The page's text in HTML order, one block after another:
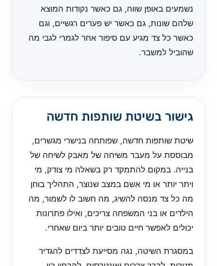
נשמעים באופן שווה, גם כאשר נקודות המוצא
שלהם שונות, גם כאשר יש פערים רגשיים, וגם
כאשר כל צד מגיע עם סיפור אחר לגמרי לגבי מה
שהוביל למשבר.
גישור בשיטת שותפות חדשה
שיטת שותפות חדשה, שפותחה בנישרי מגשרים,
מבוססת על מעבר משיחה של מאבק לשיחה של
בנייה. במקום להתמקד רק בשאלה מי צודק, מי
ויתר יותר או מי אשם במצב שנוצר, התהליך בוחן
מה כל צד מנסה להשיג, מה חשוב לו לשמור, מה
הילדים או בני המשפחה צריכים, ואילו פתרונות
יכולים לאפשר חיים טובים יותר ביום שאחרי.
במסגרת השיטה, נגה מסייעת לצדדים להגדיר